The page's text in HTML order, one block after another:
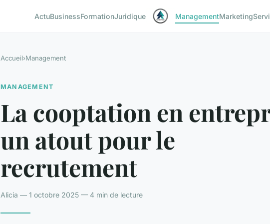
ActuBusinessFormationJuridique ManagementMarketing
Accueil›Management
MANAGEMENT
La cooptation en
un atout pour le
recrutement
Alicia — 1 octobre 2025 — 4 min de lecture